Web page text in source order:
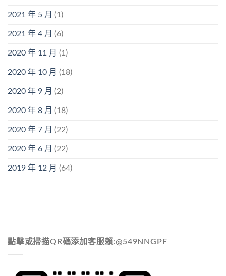
2021 年 5 月 (1)
2021 年 4 月 (6)
2020 年 11 月 (1)
2020 年 10 月 (18)
2020 年 9 月 (2)
2020 年 8 月 (18)
2020 年 7 月 (22)
2020 年 6 月 (22)
2019 年 12 月 (64)
點擊或掃描QR碼添加客服賴:@549NNGPF